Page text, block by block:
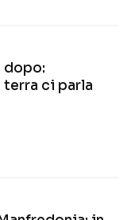
dopo:
terra ci parla